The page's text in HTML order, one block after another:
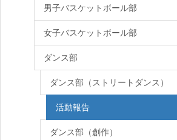
男子バスケットボール部
女子バスケットボール部
ダンス部
ダンス部（ストリートダンス）
活動報告
ダンス部（創作）